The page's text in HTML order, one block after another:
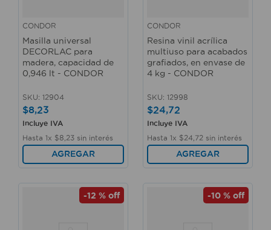
CONDOR
Masilla universal
DECORLAC para
madera, capacidad de
0,946 lt - CONDOR
SKU: 12904
$8,23
Incluye IVA
Hasta 1x $8 23 sin interés
AGREGAR
CONDOR
Resina vinil acrílica
multiuso para acabados
grafiados, en envase de
4 kg - CONDOR
SKU: 12998
$24,72
Incluye IVA
Hasta 1x $24 72 sin interés
AGREGAR
-12 % off -10 % off